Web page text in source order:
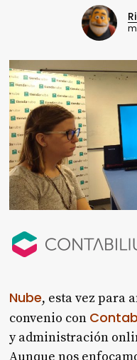
Nube, esta vez para
convenio con
y administración